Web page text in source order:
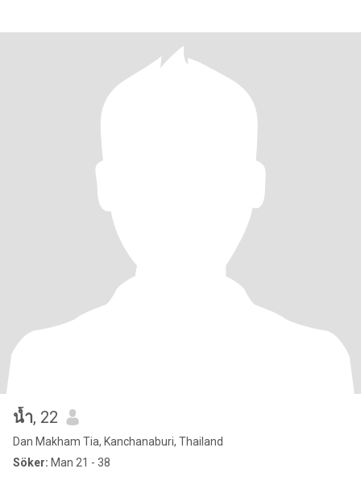
น้ำ, 22
Dan Makham Tia, Kanchanaburi, Thailand
Söker: Man 21 - 38